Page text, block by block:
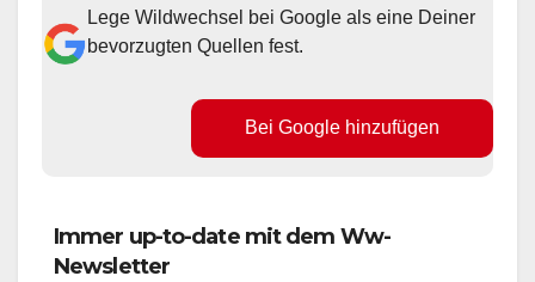
Lege Wildwechsel bei Google als eine Deiner
bevorzugten Quellen fest.
Bei Google hinzufügen
Immer up-to-date mit dem Ww-
Newsletter